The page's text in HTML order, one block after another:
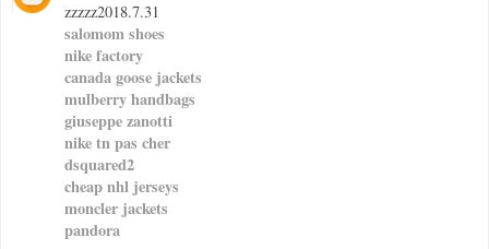
zzzzz2018.7.31
salomom shoes
nike factory
canada goose jackets
mulberry handbags
giuseppe zanotti
nike tn pas cher
dsquared2
cheap nhl jerseys
moncler jackets
pandora